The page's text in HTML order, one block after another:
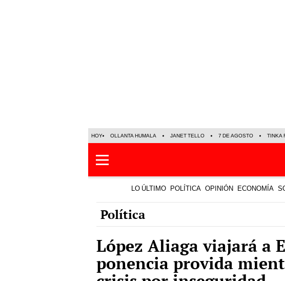
HOY OLLANTA HUMALA JANET TELLO 7 DE AGOSTO TINKA
LO ÚLTIMO POLÍTICA OPINIÓN ECONOMÍA
Política
López Aliaga viajará a
ponencia provida